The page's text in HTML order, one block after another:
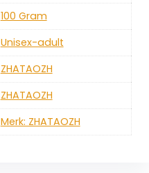
‎100 Gram
‎Unisex-adult
‎ZHATAOZH
‎ZHATAOZH
Merk: ZHATAOZH